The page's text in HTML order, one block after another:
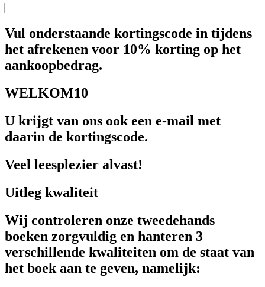
Vul onderstaande kortingscode in tijdens
het afrekenen voor 10% korting op het
aankoopbedrag.
WELKOM10
U krijgt van ons ook een e-mail met
daarin de kortingscode.
Veel leesplezier alvast!
Uitleg kwaliteit
Wij controleren onze tweedehands
boeken zorgvuldig en hanteren 3
verschillende kwaliteiten om de staat van
het boek aan te geven, namelijk: